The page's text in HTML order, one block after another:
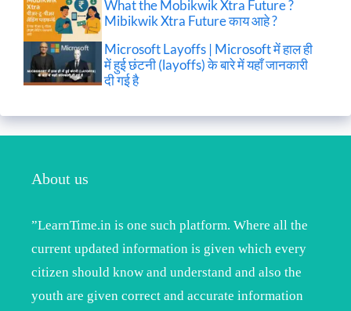
What the Mobikwik Xtra Future ?
Mibikwik Xtra Future काय आहे ?
Microsoft Layoffs | Microsoft में हाल ही
में हुई छंटनी (layoffs) के बारे में यहाँ जानकारी
दी गई है
About us
”LearnTime.in is one such platform. Where all the
current updated information is given which every
citizen should know and understand and also the
youth are given correct and accurate information